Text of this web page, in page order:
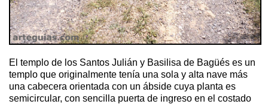
El templo de los Santos Julián y Basilisa de Bagüés es un
templo que originalmente tenía una sola y alta nave más
una cabecera orientada con un ábside cuya planta es
semicircular, con sencilla puerta de ingreso en el costado